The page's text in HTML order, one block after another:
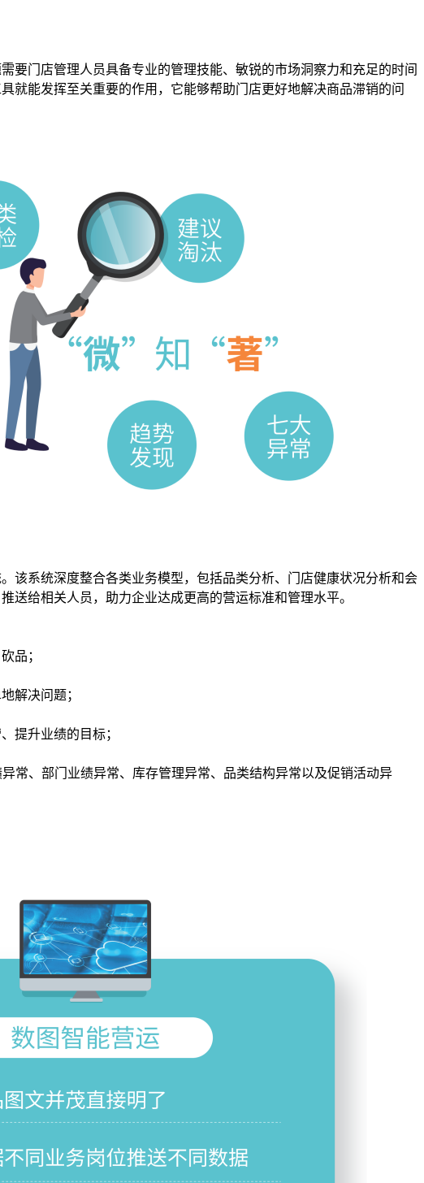
要门店管理人员具备专业的管理技能、敏锐的市场洞察力和充足的时间
就能发挥至关重要的作用，它能够帮助门店更好地解决商品滞销的问
该系统深度整合各类业务模型，包括品类分析、门店健康状况分析和会
送给相关人员，助力企业达成更高的营运标准和管理水平。
品；
解决问题；
提升业绩的目标；
常、部门业绩异常、库存管理异常、品类结构异常以及促销活动异